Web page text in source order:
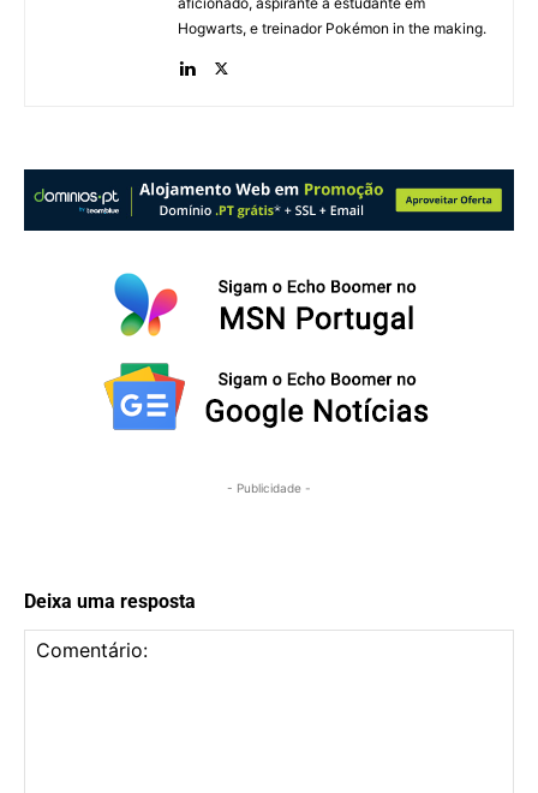
Hogwarts, e treinador Pokémon in the making.
- Publicidade -
Deixa uma resposta